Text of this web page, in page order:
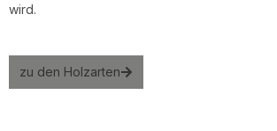
wird.
zu den Holzarten